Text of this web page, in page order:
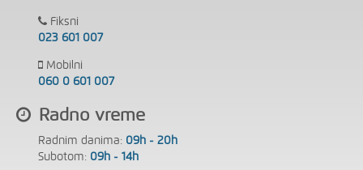
Fiksni
023 601 007
Mobilni
060 0 601 007
Radno vreme
Radnim danima: 09h - 20h
Subotom: 09h - 14h